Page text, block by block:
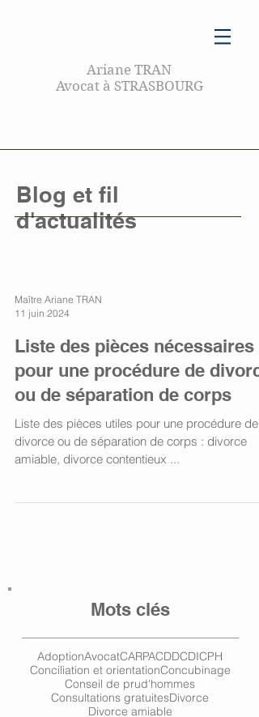
Ariane TRAN
Avocat à STRASBOURG
Blog et fil
d'actualités
Maître Ariane TRAN
11 juin 2024
Liste des pièces nécessaires
pour une procédure de
ou de séparation de corps
Liste des pièces utiles pour une procédure de
divorce ou de séparation de corps : divorce
amiable, divorce contentieux ...
Mots clés
AdoptionAvocatCARPACDDCDICPH
Conciliation et orientationConcubinage
Conseil de prud'hommes
Consultations gratuitesDivorce
Divorce amiable